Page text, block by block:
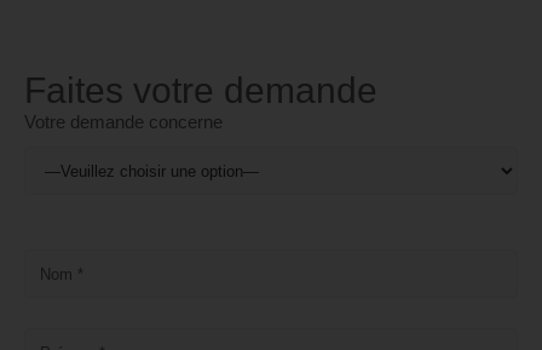
Faites votre demande
Votre demande concerne